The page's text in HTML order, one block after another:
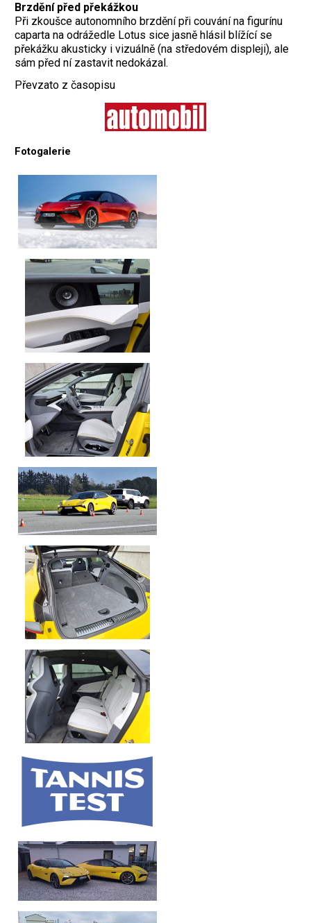
Brzdění před překážkou
Při zkoušce autonomního brzdění při couvání na figurínu
caparta na odrážedle Lotus sice jasně hlásil blížící se
překážku akusticky i vizuálně (na středovém displeji), ale
sám před ní zastavit nedokázal.
Převzato z časopisu
Fotogalerie